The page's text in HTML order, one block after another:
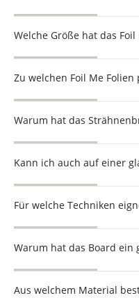
Welche Größe hat das Foil
Zu welchen Foil Me Folien
Warum hat das
Kann ich auch auf einer
Für welche Techniken
Warum hat das Board ein
Aus welchem Material